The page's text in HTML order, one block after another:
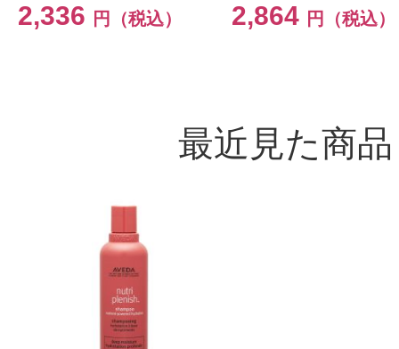
2,336 円（税込） 2,864 円（税込）
最近見た商品